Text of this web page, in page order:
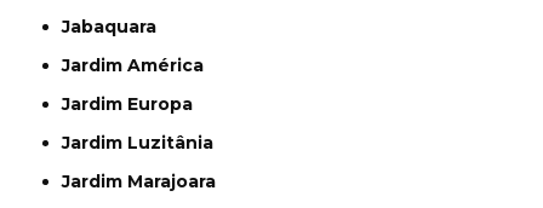
Jabaquara
Jardim América
Jardim Europa
Jardim Luzitânia
Jardim Marajoara